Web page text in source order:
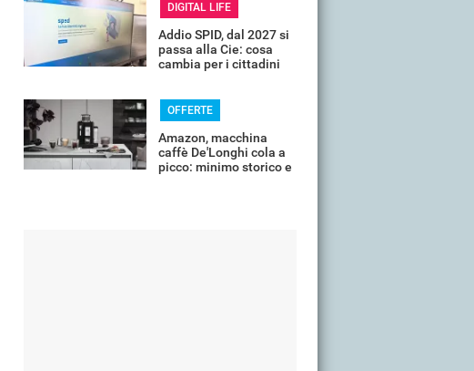
DIGITAL LIFE
Addio SPID, dal 2027 si
passa alla Cie: cosa
cambia per i cittadini
OFFERTE
Amazon, macchina
caffè De'Longhi cola a
picco: minimo storico e